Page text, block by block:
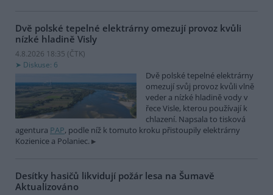
Dvě polské tepelné elektrárny omezují provoz kvůli
nízké hladině Visly
4.8.2026 18:35 (ČTK)
Diskuse: 6
Dvě polské tepelné elektrárny
omezují svůj provoz kvůli vlně
veder a nízké hladině vody v
řece Visle, kterou používají k
chlazení. Napsala to tisková
agentura PAP, podle níž k tomuto kroku přistoupily elektrárny
Kozienice a Polaniec.
Desítky hasičů likvidují požár lesa na Šumavě
Aktualizováno